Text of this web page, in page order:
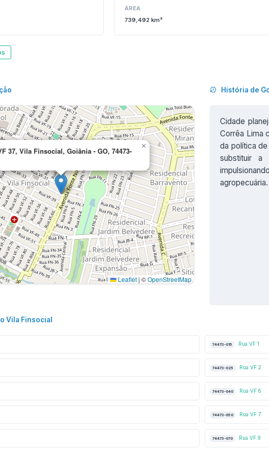
ÁREA
739,492 km²
37, Vila Finsocial, Goiânia - GO, 74473-
×
Leaflet | ©OpenStreetMap
História de
Cidade
Corrêa Lima
da política
substituir a
agropecuária.
Vila Finsocial
74473-015 Rua VF 1
74473-025 Rua VF 2
74473-040 Rua VF 6
74473-050 Rua VF 7
74473-070 Rua VF 9